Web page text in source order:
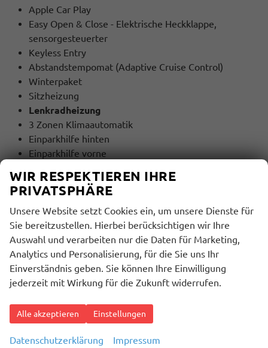
Apple Car Play
Easy Open & Close - Elektrische Heckklappe,
sensorgesteuerter
Keyless Entry
Abstandstempomat (Adaptive Cruise Control)
Winterpaket
Sitzheizung
Lenkradheizung
3 Zonen Klimaautomatik
Einparkhilfe hinten
Einparkhilfe vorne
Lederlenkrad
Fahrprofilauswahl (Drive Mode Select)
Ambiente-Beleuchtung 30-farbig
5 Jahre Garantie / 100.000 Km(EA8)
MULTIMEDIA UND KOMMUNIKATION:
Bordcomputer
Radio
Induktions-Ladestation
Bluetooth
USB Anschluss
WIR RESPEKTIEREN IHRE
PRIVATSPHÄRE
Unsere Website setzt Cookies ein, um unsere Dienste für
Sie bereitzustellen. Hierbei berücksichtigen wir Ihre
Auswahl und verarbeiten nur die Daten für Marketing,
Analytics und Personalisierung, für die Sie uns Ihr
Einverständnis geben. Sie können Ihre Einwilligung
jederzeit mit Wirkung für die Zukunft widerrufen.
Alle akzeptieren Einstellungen
Datenschutzerklärung Impressum